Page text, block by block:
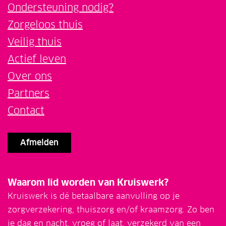
Ondersteuning nodig?
Zorgeloos thuis
Veilig thuis
Actief leven
Over ons
Partners
Contact
Afmelden
Waarom lid worden van Kruiswerk?
Kruiswerk is dé betaalbare aanvulling op je
zorgverzekering, thuiszorg en/of kraamzorg. Zo ben
je dag en nacht, vroeg of laat, verzekerd van een